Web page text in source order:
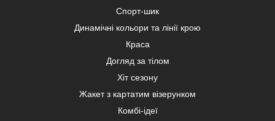
Спорт-шик
Динамічні кольори та лінії крою
Краса
Догляд за тілом
Хіт сезону
Жакет з картатим візерунком
Комбі-ідеї